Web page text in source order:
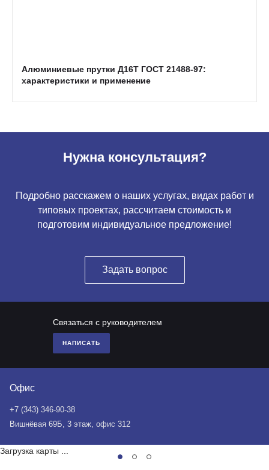
Алюминиевые прутки Д16Т ГОСТ 21488-97:
характеристики и применение
Нужна консультация?
Подробно расскажем о наших услугах, видах работ и
типовых проектах, рассчитаем стоимость и
подготовим индивидуальное предложение!
Задать вопрос
Связаться с руководителем
НАПИСАТЬ
Офис
+7 (343) 346-90-38
Вишнёвая 69Б, 3 этаж, офис 312
Загрузка карты ...